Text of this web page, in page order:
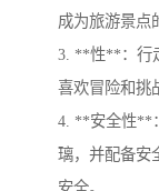
成为旅游景点
3. **性**：行
喜欢冒险和挑
4. **安全性**
璃，并配备安
安全。